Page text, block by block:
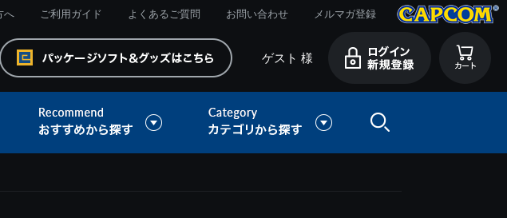
へ ご利用ガイド よくあるご質問 お問い合わせ メルマガ登録
ゲスト 様